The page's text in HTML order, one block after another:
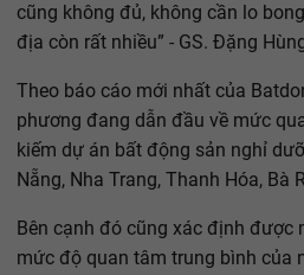
cũng không đủ, không cần lo
địa còn rất nhiều” - GS. Đặng
Theo báo cáo mới nhất của
phương đang dẫn đầu về mức
kiếm dự án bất động sản nghỉ
Nẵng, Nha Trang, Thanh Hóa, Bà
Bên cạnh đó cũng xác định được
mức độ quan tâm trung bình của